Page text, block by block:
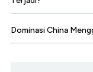
Dominasi China